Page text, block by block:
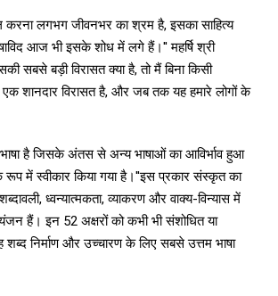
करना लगभग जीवनभर का श्रम है, इसका साहित्य
आज भी इसके शोध में लगे हैं।'' महर्षि श्री
बड़ी विरासत क्या है, तो मैं बिना किसी
शानदार विरासत है, और जब तक यह हमारे लोगों के
भाषा है जिसके अंतस से अन्य भाषाओं का आविर्भाव हुआ
रूप में स्वीकार किया गया है।''इस प्रकार संस्कृत का
ध्वन्यात्मकता, व्याकरण और वाक्य-विन्यास में
हैं। इन 52 अक्षरों को कभी भी संशोधित या
शब्द निर्माण और उच्चारण के लिए सबसे उत्तम भाषा